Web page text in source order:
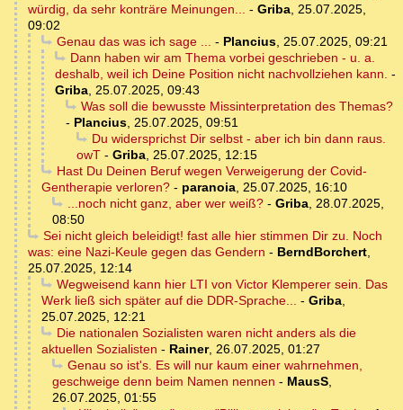
würdig, da sehr konträre Meinungen... - Griba, 25.07.2025,
09:02
Genau das was ich sage ... - Plancius, 25.07.2025, 09:21
Dann haben wir am Thema vorbei geschrieben - u. a.
deshalb, weil ich Deine Position nicht nachvollziehen kann. -
Griba, 25.07.2025, 09:43
Was soll die bewusste Missinterpretation des Themas?
- Plancius, 25.07.2025, 09:51
Du widersprichst Dir selbst - aber ich bin dann raus.
owT - Griba, 25.07.2025, 12:15
Hast Du Deinen Beruf wegen Verweigerung der Covid-
Gentherapie verloren? - paranoia, 25.07.2025, 16:10
...noch nicht ganz, aber wer weiß?- Griba, 28.07.2025,
08:50
Sei nicht gleich beleidigt! fast alle hier stimmen Dir zu. Noch
was: eine Nazi-Keule gegen das Gendern - BerndBorchert,
25.07.2025, 12:14
Wegweisend kann hier LTI von Victor Klemperer sein. Das
Werk ließ sich später auf die DDR-Sprache... - Griba,
25.07.2025, 12:21
Die nationalen Sozialisten waren nicht anders als die
aktuellen Sozialisten - Rainer, 26.07.2025, 01:27
Genau so ist's. Es will nur kaum einer wahrnehmen,
geschweige denn beim Namen nennen - MausS,
26.07.2025, 01:55